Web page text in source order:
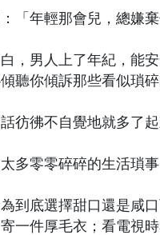
「年輕那會兒，總嫌
，男人上了年紀，能
聽你傾訴那些看似瑣
彷彿不自覺地就多了起
多零零碎碎的生活瑣
到底選擇甜口還是咸
一件厚毛衣；看電視